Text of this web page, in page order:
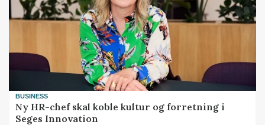
BUSINESS
Ny HR-chef skal koble kultur og forretning i
Seges Innovation